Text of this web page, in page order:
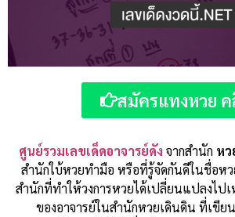
สมัครแทงหวย ค
ศูนย์รวมเลขเด็ดอาจารย์ดัง จากสำนัก ห
สำนักใบ้หวยทำมือ หรือที่รู้จัดกันดีในชื่อห
สำนักที่ทำให้วงการหวยได้เปลี่ยนแปลงไป
ของอาจารย์ในสำนักหวยเดินดิน ที่เขีย